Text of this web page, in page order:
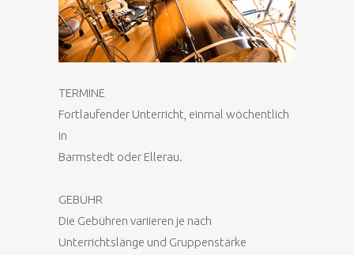
TERMINE
Fortlaufender Unterricht, einmal wöchentlich
in
Barmstedt oder Ellerau.
GEBÜHR
Die Gebühren variieren je nach
Unterrichtslänge und Gruppenstärke